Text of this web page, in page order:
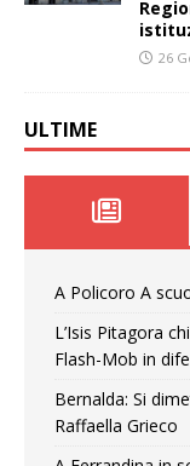
26
ULTIME
A Policoro A
L’Isis Pitagora
Flash-Mob in
Bernalda: Si
Raffaella Grieco